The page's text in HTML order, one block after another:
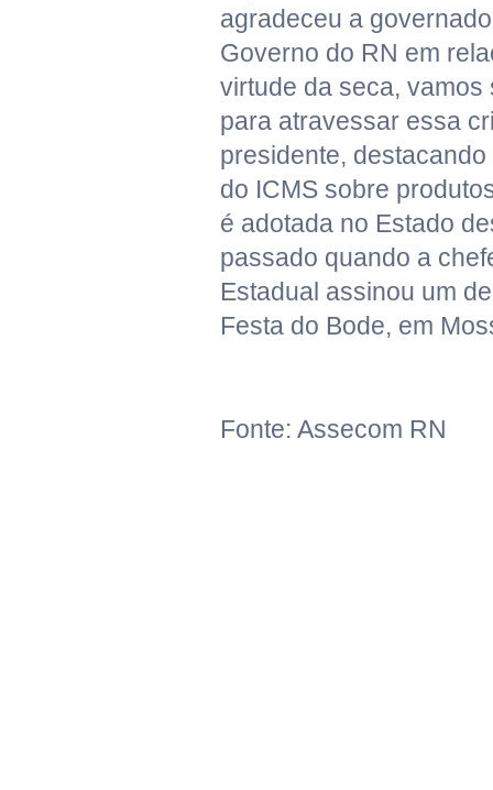
agradeceu a
Governo do RN em
virtude da seca, vamos
para atravessar essa
presidente,
do ICMS sobre
é adotada no Estado
passado quando a
Estadual assinou um
Festa do Bode, em
Fonte: Assecom RN